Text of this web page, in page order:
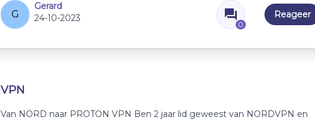
G
Gerard
24-10-2023
0
Reageer
VPN
Van NORD naar PROTON VPN Ben 2 jaar lid geweest van NORDVPN en